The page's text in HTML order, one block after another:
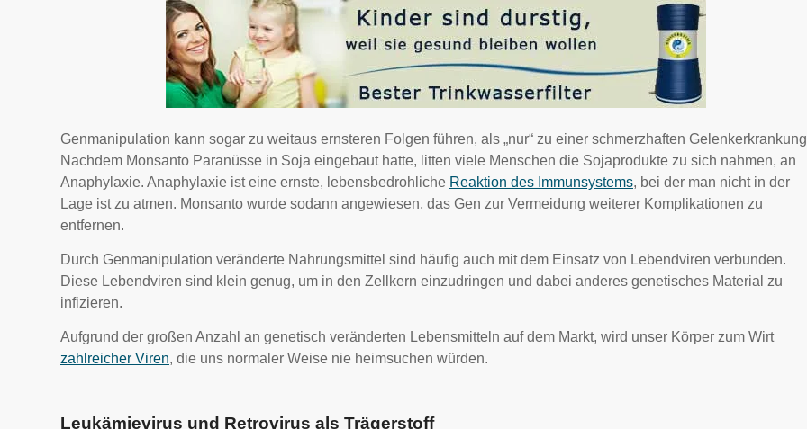
Genmanipulation kann sogar zu weitaus ernsteren Folgen führen, als „nur“ zu einer schmerzhaften
Nachdem Monsanto Paranüsse in Soja eingebaut hatte, litten viele Menschen die Sojaprodukte zu sich nahmen, an
Anaphylaxie. Anaphylaxie ist eine ernste, lebensbedrohliche Reaktion des Immunsystems, bei der man nicht in der
Lage ist zu atmen. Monsanto wurde sodann angewiesen, das Gen zur Vermeidung weiterer Komplikationen zu
entfernen.
Durch Genmanipulation veränderte Nahrungsmittel sind häufig auch mit dem Einsatz von Lebendviren verbunden.
Diese Lebendviren sind klein genug, um in den Zellkern einzudringen und dabei anderes genetisches Material zu
infizieren.
Aufgrund der großen Anzahl an genetisch veränderten Lebensmitteln auf dem Markt, wird unser Körper zum Wirt
zahlreicher Viren, die uns normaler Weise nie heimsuchen würden.
Leukämievirus und Retrovirus als Trägerstoff